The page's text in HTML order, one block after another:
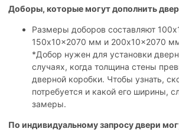
Доборы, которые могут дополнить
Размеры доборов составляют
150x10x2070 мм и 200x10x2070
*Добор нужен для установки
случаях, когда толщина стены
дверной коробки. Чтобы узнать,
потребуется и какой его ширины,
замеры.
По индивидуальному запросу двери